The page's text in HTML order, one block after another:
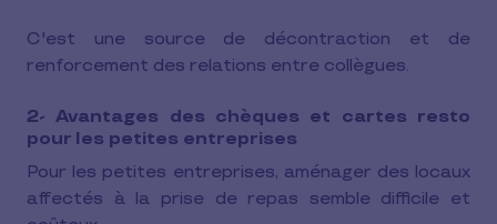
C'est une source de décontraction et de
renforcement des relations entre collègues.
2- Avantages des chèques et cartes resto
pour les petites entreprises
Pour les petites entreprises, aménager des locaux
affectés à la prise de repas semble difficile et